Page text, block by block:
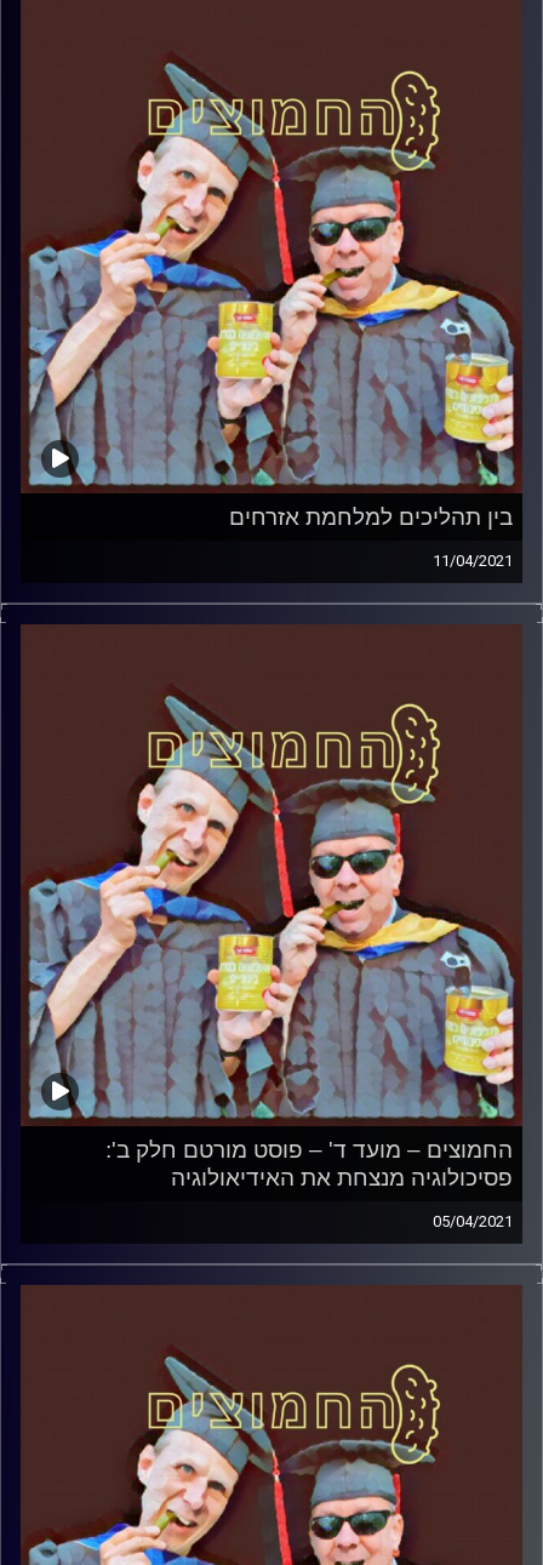
בין תהליכים למלחמת אזרחים
11/04/2021
החמוצים – בפעם הרביעית
עם פרופסור בועז בן-דוד ופרופסור גלעד
הירשברגר
והפעם:בין תהליכים למלחמת אזרחים
קרדיט תמונות:AudioVersity
החמוצים – מועד ד' – פוסט מורטם חלק ב':
פסיכולוגיה מנצחת את האידיאולוגיה
05/04/2021
החמוצים – בפעם הרביעית
עם פרופסור בועז בן-דוד ופרופסור גלעד
הירשברגר
והפעם:מועד ד' – פוסט מורטם חלק ב':
פסיכולוגיה מנצחת את האידיאולוגיה